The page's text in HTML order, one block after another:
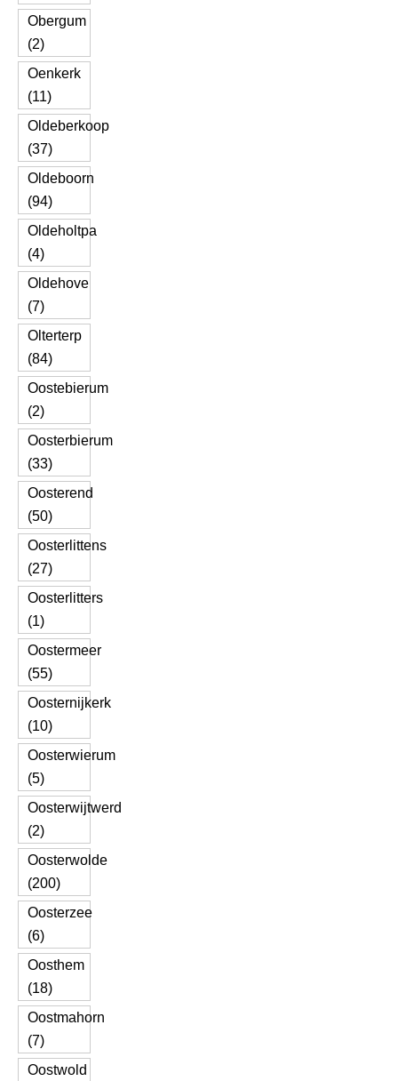
Obergum
(2)
Oenkerk
(11)
Oldeberkoop
(37)
Oldeboorn
(94)
Oldeholtpa
(4)
Oldehove
(7)
Olterterp
(84)
Oostebierum
(2)
Oosterbierum
(33)
Oosterend
(50)
Oosterlittens
(27)
Oosterlitters
(1)
Oostermeer
(55)
Oosternijkerk
(10)
Oosterwierum
(5)
Oosterwijtwerd
(2)
Oosterwolde
(200)
Oosterzee
(6)
Oosthem
(18)
Oostmahorn
(7)
Oostwold